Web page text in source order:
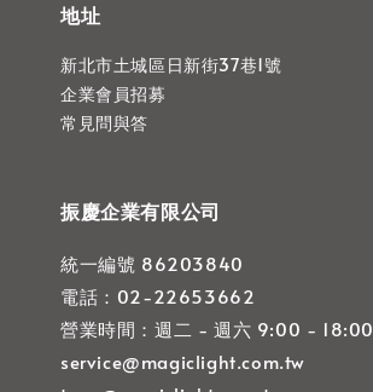
地址
新北市土城區日新街37巷1號
企業會員招募
常見問與答
振慶企業有限公司
統一編號 86203840
電話：02-22653662
營業時間：週二 - 週六 9:00 - 18:00
service@magiclight.com.tw